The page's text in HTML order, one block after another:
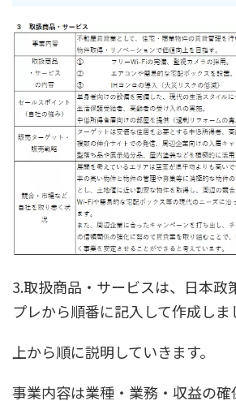
3.取扱商品・サービスは、日本政
プレから順番に記入して作成しま
上から順に説明していきます。
事業内容は業種・業務・収益の